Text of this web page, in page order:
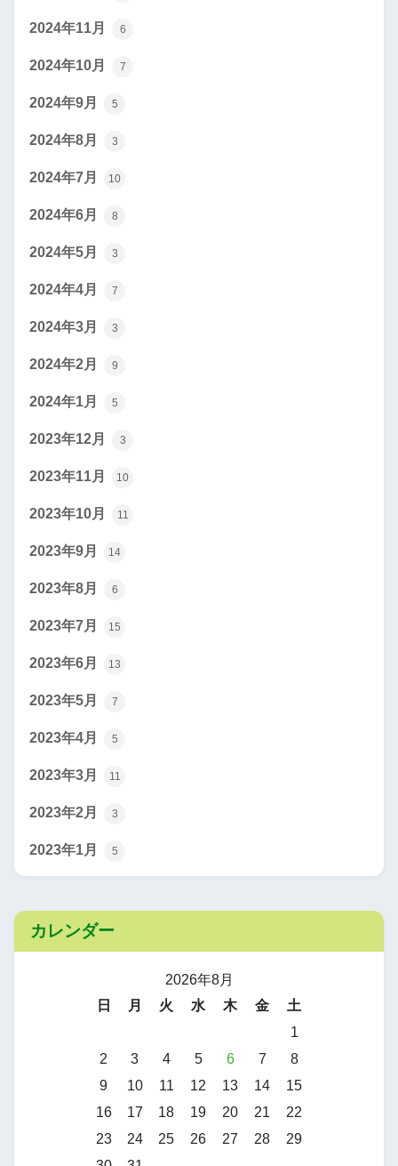
2024年11月 6
2024年10月 7
2024年9月 5
2024年8月 3
2024年7月 10
2024年6月 8
2024年5月 3
2024年4月 7
2024年3月 3
2024年2月 9
2024年1月 5
2023年12月 3
2023年11月 10
2023年10月 11
2023年9月 14
2023年8月 6
2023年7月 15
2023年6月 13
2023年5月 7
2023年4月 5
2023年3月 11
2023年2月 3
2023年1月 5
カレンダー
2026年8月
日
月 火 水 木 金
土
1
2
3 4 5 6 7
8
9
10 11 12 13 14
15
16
17 18 19 20 21
22
23
24 25 26 27 28
29